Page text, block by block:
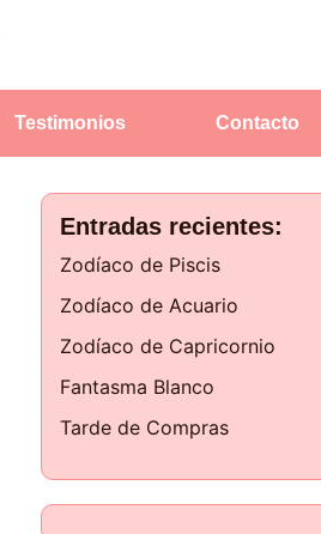
Testimonios Contacto
Entradas recientes:
Zodíaco de Piscis
Zodíaco de Acuario
Zodíaco de Capricornio
Fantasma Blanco
Tarde de Compras